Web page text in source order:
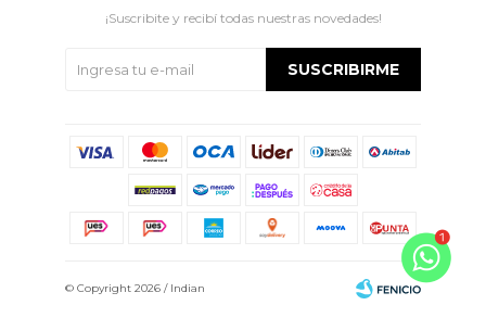
¡Suscribite y recibí todas nuestras novedades!
SUSCRIBIRME
© Copyright 2026 / Indian